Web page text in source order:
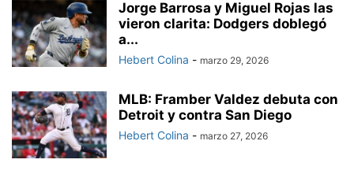
Jorge Barrosa y Miguel Rojas las
vieron clarita: Dodgers doblegó
a...
Hebert Colina - marzo 29, 2026
MLB: Framber Valdez debuta con
Detroit y contra San Diego
Hebert Colina - marzo 27, 2026